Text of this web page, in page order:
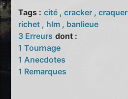
Tags : cité ,cracker ,craquer
richet , hlm , banlieue
3 Erreurs dont :
1 Tournage
1 Anecdotes
1 Remarques